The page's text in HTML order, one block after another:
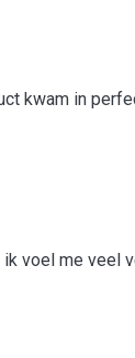
kwam in
voel me veel